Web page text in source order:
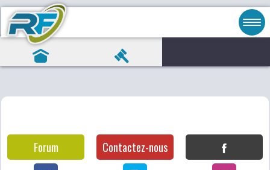
Forum Contactez-nous